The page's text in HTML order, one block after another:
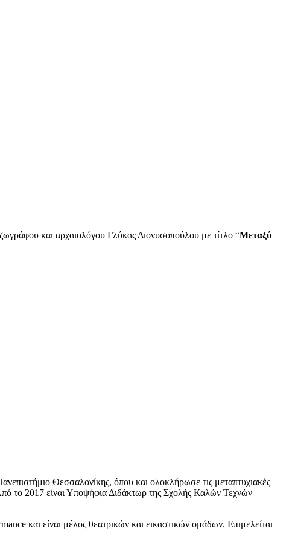
και αρχαιολόγου Γλύκας Διονυσοπούλου με τίτλο “Μεταξύ
Θεσσαλονίκης, όπου και ολοκλήρωσε τις μεταπτυχιακές
το 2017 είναι Υποψήφια Διδάκτωρ της Σχολής Καλών Τεχνών
και είναι μέλος θεατρικών και εικαστικών ομάδων. Επιμελείται